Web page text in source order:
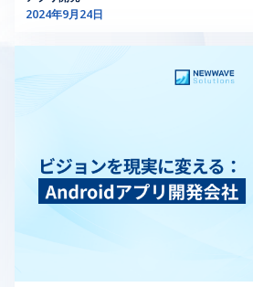
に効果的に変換されることを保証す
プロトタイピングとテスト：プロト
問題を特定し解決するのに役立ち、
験を保証します。 最新情報の保持：
デザインを含む最新のUIデザイント
ことが、分野での関連性と競争力を
す。 地元の求人市場、特にシカゴ
を理解することで、キャリアパスを
現実的な目標を設定するのに役立ち
優れることで、スキルを高め、シカ
ジーコミュニティに大きく貢献する
み込みシステムのUXとインターフェ
のUIデザインにおいて、組み込みシ
組織は潜在的なリスクにプロアクテ
略を策定し、問題の拡大を防ぐこと
全衛生ソフトウェア規制に準拠して
す。環境・安全リスクをより効果的
っと見る：効果的なSaaSアウトソー
10の重要なヒント 2.6．効果的なハ
特定、評価、管理のための機能を備
アは、ハザード管理ソフトウェアを
により、組織は徹底したハザード分
実施し、ハザード軽減戦略の効果を
全体的な安全性を高め、事故の可能
きます。 2.7．産業安全プロセスの
ェアは、日常的な安全チェックを自
が迅速に対応し、遅延を最小限に抑える 初期
遅れの可能性 お客様の具体的なプロジェク
れるため、最初から適切なスキルセットが確
より早く市場に投入することができます。
開発チームのアウトソーシングは、プロジェ
減：オフィススペース、設備、従業員の福利
諸経費が不要になります。 採用やトレーニン
採用やトレーニングに伴う高額な費用を省く
ムのアウトソーシングは、必要なスキルを備
定モデル：プロジェクトのニーズに合わせて
い。一般的なオプションには、時間・材料
専任チームモデルなどがあります。これによ
してのみ支払いが発生します。 アウトソーシ
れだけにとどまりません。社内のリソースを
で、マーケティングや顧客獲得など、より重
な成功が期待できます。 2.3.グローバルな人
く、コストの削減にもつながります。 コンピ
ウトソーシングする場合でも、医療コーディ
ビスを必要とする場合でも、そのメリット
グ アウトソーシングにより、企業は熟練した
れ、プログラミングのアウトソーシングは成
なります。 1.コーディングをアウトソースす
のリソースをコアビジネス活動に振り向ける
ーシングコーディングは、アウトソーシング
グ、またはアウトソーシングプログラミング
います。アウトソーシングコーディングを使
開発と維持を行う有能なプログラマーチーム
り、社内のリソースをコア業務に集中させる
ミングをアウトソーシングするメリットは以
効果と運用コストの削減 企業がアウトソーシ
る主な理由の1つは、コスト削減です。外部
することで、企業は人件費やインフラ費用を
雇用してトレーニングするコストを回避する
2024年9月24日